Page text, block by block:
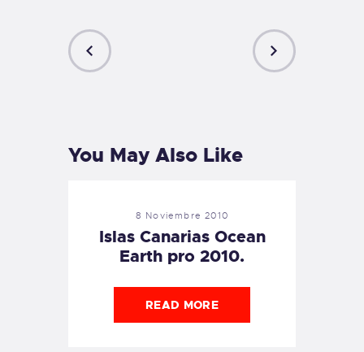
You May Also Like
8 Noviembre 2010
Islas Canarias Ocean
Earth pro 2010.
READ MORE